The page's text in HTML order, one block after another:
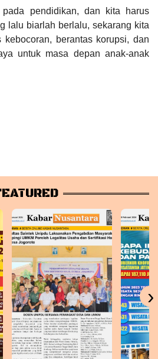
pendidikan, dan kita harus
lalu biarlah berlalu, sekarang kita
kebocoran, berantas korupsi, dan
untuk masa depan anak-anak
›